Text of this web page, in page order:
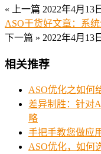
« 上一篇 2022年4月13
ASO干货好文章：系
下一篇 » 2022年4月13
相关推荐
ASO优化之如何
差异制胜：针对
略
手把手教您做应
ASO优化，如何